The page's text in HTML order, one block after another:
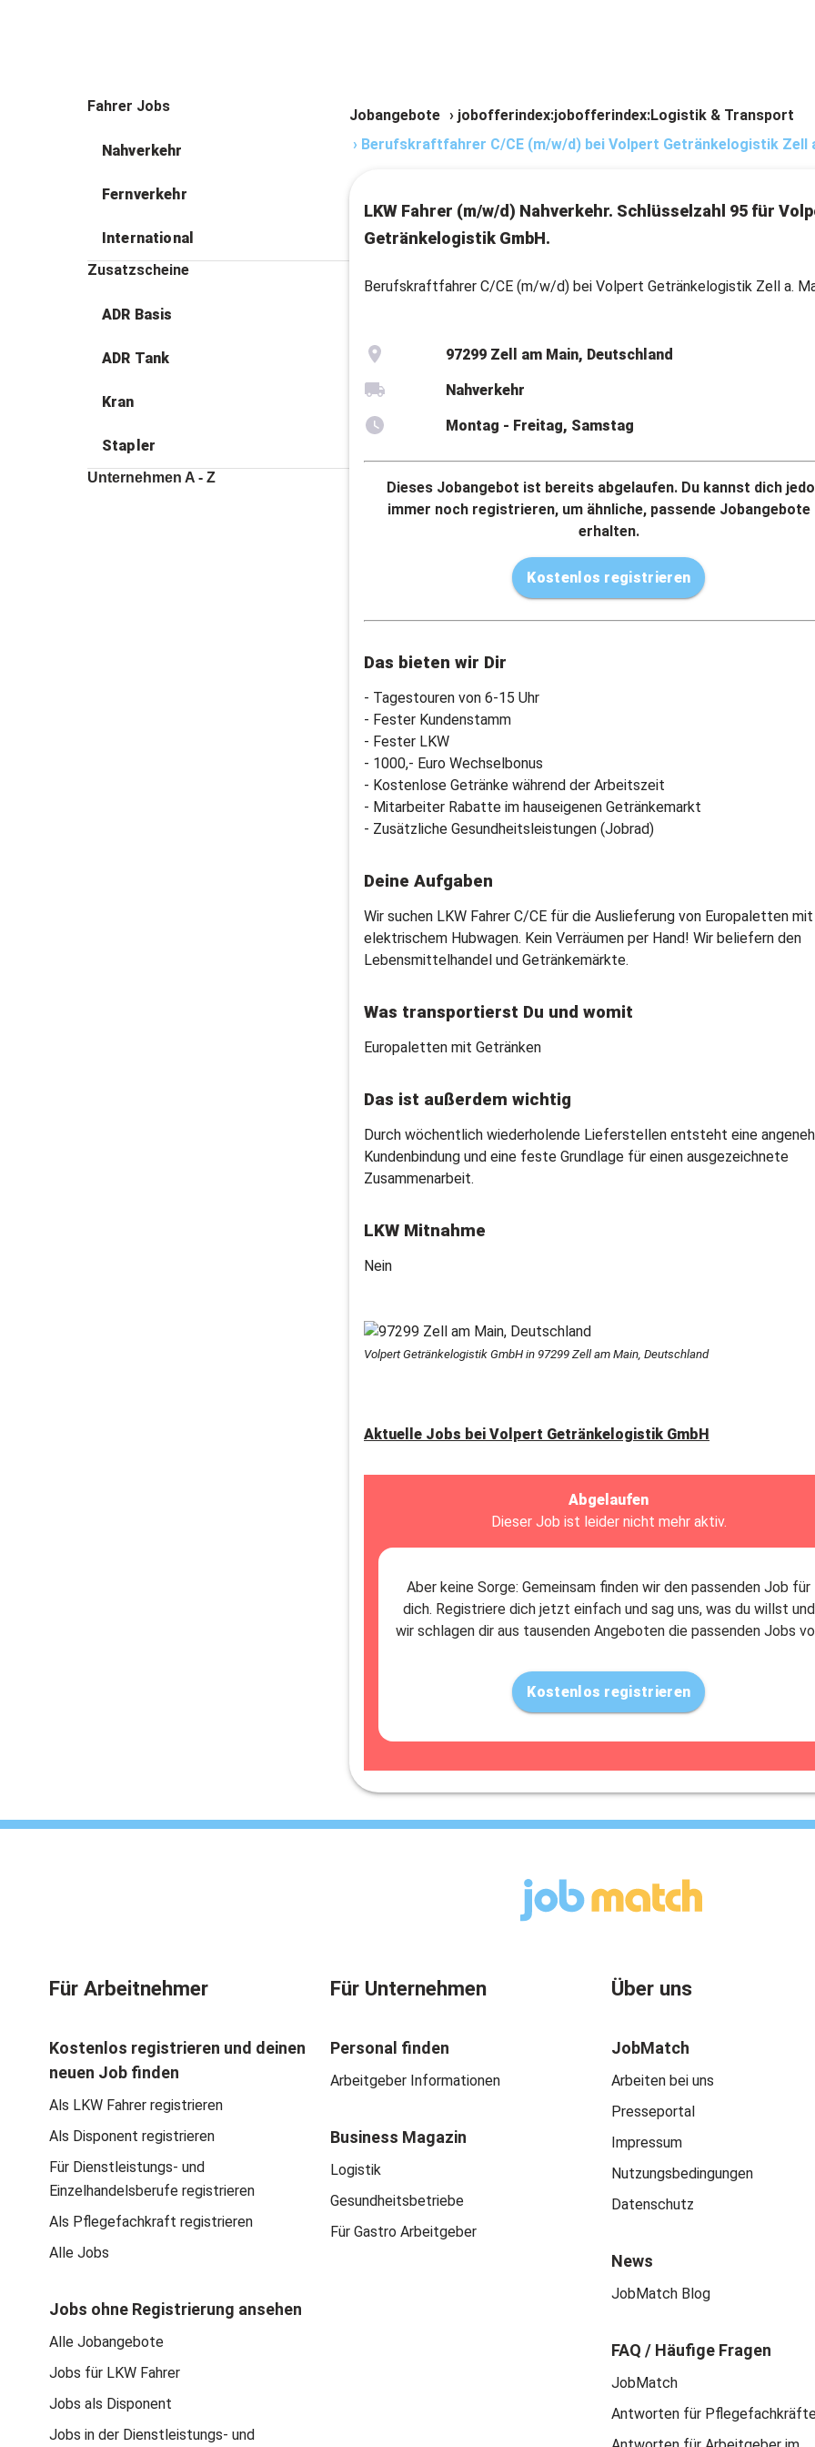
Fahrer Jobs
Nahverkehr
Fernverkehr
International
Zusatzscheine
ADR Basis
ADR Tank
Kran
Stapler
Unternehmen A - Z
Jobangebote › jobofferindex:jobofferindex:Logistik & Transport
› Berufskraftfahrer C/CE (m/w/d) bei Volpert Getränkelogistik Zell
LKW Fahrer (m/w/d) Nahverkehr. Schlüsselzahl 95 für
Getränkelogistik GmbH.
Berufskraftfahrer C/CE (m/w/d) bei Volpert Getränkelogistik Zell a.
97299 Zell am Main, Deutschland
Nahverkehr
Montag - Freitag, Samstag
Dieses Jobangebot ist bereits abgelaufen. Du kannst dich
immer noch registrieren, um ähnliche, passende Jobangebote
erhalten.
Kostenlos registrieren
Das bieten wir Dir
- Tagestouren von 6-15 Uhr
- Fester Kundenstamm
- Fester LKW
- 1000,- Euro Wechselbonus
- Kostenlose Getränke während der Arbeitszeit
- Mitarbeiter Rabatte im hauseigenen Getränkemarkt
- Zusätzliche Gesundheitsleistungen (Jobrad)
Deine Aufgaben
Wir suchen LKW Fahrer C/CE für die Auslieferung von Europaletten mit
elektrischem Hubwagen. Kein Verräumen per Hand! Wir beliefern den
Lebensmittelhandel und Getränkemärkte.
Was transportierst Du und womit
Europaletten mit Getränken
Das ist außerdem wichtig
Durch wöchentlich wiederholende Lieferstellen entsteht eine
Kundenbindung und eine feste Grundlage für einen ausgezeichnete
Zusammenarbeit.
LKW Mitnahme
Nein
Volpert Getränkelogistik GmbH in 97299 Zell am Main, Deutschland
Aktuelle Jobs bei Volpert Getränkelogistik GmbH
Abgelaufen
Dieser Job ist leider nicht mehr aktiv.
Aber keine Sorge: Gemeinsam finden wir den passenden Job für
dich. Registriere dich jetzt einfach und sag uns, was du willst und
wir schlagen dir aus tausenden Angeboten die passenden Jobs
Kostenlos registrieren
Für Arbeitnehmer
Kostenlos registrieren und deinen
neuen Job finden
Als LKW Fahrer registrieren
Als Disponent registrieren
Für Dienstleistungs- und
Einzelhandelsberufe registrieren
Als Pflegefachkraft registrieren
Alle Jobs
Jobs ohne Registrierung ansehen
Alle Jobangebote
Jobs für LKW Fahrer
Jobs als Disponent
Jobs in der Dienstleistungs- und
Für Unternehmen
Personal finden
Arbeitgeber Informationen
Business Magazin
Logistik
Gesundheitsbetriebe
Für Gastro Arbeitgeber
Über uns
JobMatch
Arbeiten bei uns
Presseportal
Impressum
Nutzungsbedingungen
Datenschutz
News
JobMatch Blog
FAQ / Häufige Fragen
JobMatch
Antworten für